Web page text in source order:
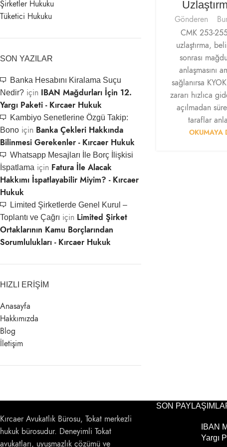
Şirketler Hukuku
Tüketici Hukuku
SON YAZILAR
Banka Hesabını Kiralama Suçu
Nedir? için IBAN Mağdurları İçin 12.
Yargı Paketi - Kırcaer Hukuk
Kambiyo Senetlerine Özgü Takip:
Bono için Banka Çekleri Hakkında
Bilinmesi Gerekenler - Kırcaer Hukuk
Whatsapp Mesajları İle Borç İlişkisi
İspatlama için Fatura İle Alacak
Hakkımı İspatlayabilir Miyim? - Kırcaer
Hukuk
Limited Şirketlerde Genel Kurul –
Toplantı ve Çağrı için Limited Şirket
Ortaklarının Kamu Borçlarından
Sorumlulukları - Kırcaer Hukuk
HIZLI ERIŞIM
Anasayfa
Hakkımızda
Blog
İletişim
Gönderen
CMK 253-
uzlaştırma,
sonrası
anlaşmasını
sağlanırsa
zararı hızlıca
açılmadan
taraflar
OKUMAYA
Kırcaer Avukatlık Bürosu, Tokat merkezli
hukuk bürosudur. Deneyimli Tokat
avukatları, uyuşmazlık çözümü ve
SON
IBAN
Yargı